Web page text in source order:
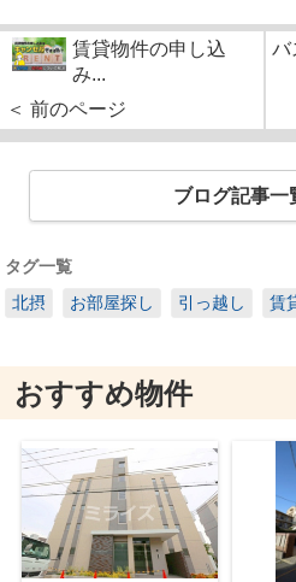
賃貸物件の申し込
み...
＜ 前のページ
バ
ブログ記事一
タグ一覧
北摂
お部屋探し 引っ越し 賃
おすすめ物件